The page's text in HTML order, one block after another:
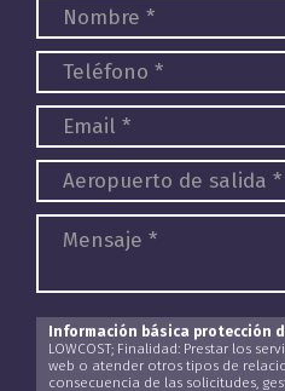
Información básica protección
LOWCOST; Finalidad: Prestar los
web o atender otros tipos de
consecuencia de las solicitudes,